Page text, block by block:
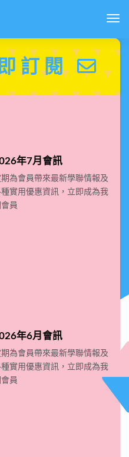
訂閱
年7月會訊
期為會員帶來最新學聯情報及
實用優惠資訊，立即成為我
員
年6月會訊
期為會員帶來最新學聯情報及
實用優惠資訊，立即成為我
員